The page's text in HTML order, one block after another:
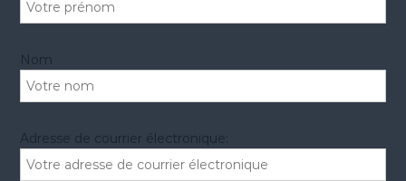
Nom
Adresse de courrier électronique: